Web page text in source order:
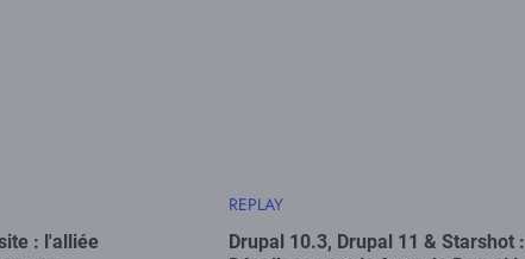
: l'alliée
REPLAY
Drupal 10.3, Drupal 11 & Starshot :